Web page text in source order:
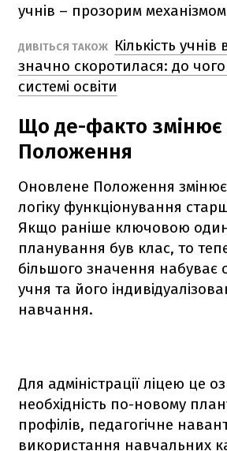
учнів – прозорим
ДИВІТЬСЯ ТАКОЖ
Кількість учнів
значно скоротилася: до чого
системі освіти
Що де-факто
Положення
Оновлене Положення
логіку функціонування
Якщо раніше ключовою
планування був клас, то
більшого значення набуває
учня та його
навчання.
Для адміністрації ліцею це
необхідність по-новому
профілів, педагогічне
використання навчальних